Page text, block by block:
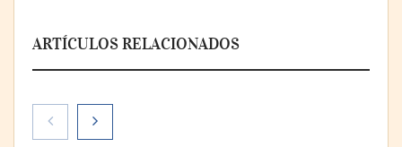
ARTÍCULOS RELACIONADOS